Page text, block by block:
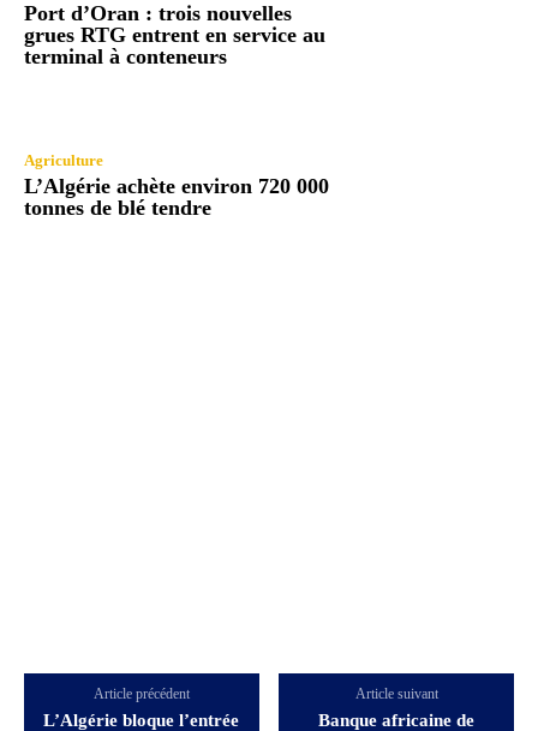
Port d’Oran : trois nouvelles
grues RTG entrent en service au
terminal à conteneurs
Agriculture
L’Algérie achète environ 720 000
tonnes de blé tendre
Article précédent
L’Algérie bloque l’entrée
Article suivant
Banque africaine de